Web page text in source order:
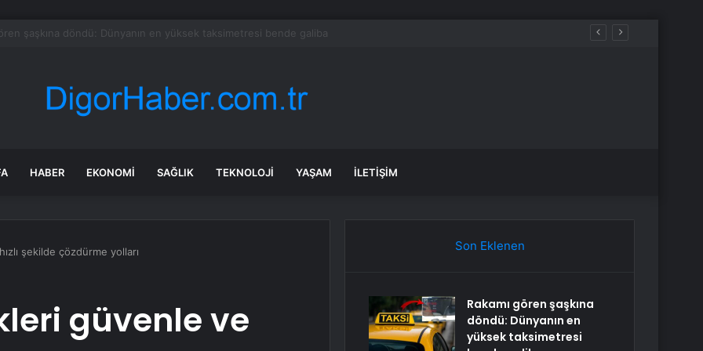
Belediyesi’ne operasyon! CHP’li Başkan Mustafa Günay dahil, çok sayıda gözaltı var
HABER EKONOMI SAĞLIK TEKNOLOJI YAŞAM İLETIŞIM
şekilde çözdürme yolları
güvenle ve
Son Eklenen
Rakamı gören şaşkına
döndü: Dünyanın en
yüksek taksimetresi